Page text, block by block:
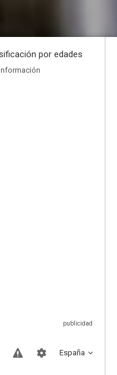
por edades
España